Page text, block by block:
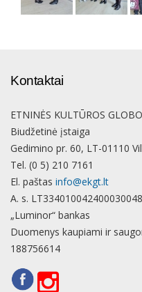
Kontaktai
ETNINĖS KULTŪROS
Biudžetinė įstaiga
Gedimino pr. 60, LT-01110
Tel. (0 5) 210 7161
El. paštas info@ekgt.lt
A. s. LT334010042400030048
„Luminor“ bankas
Duomenys kaupiami ir
188756614